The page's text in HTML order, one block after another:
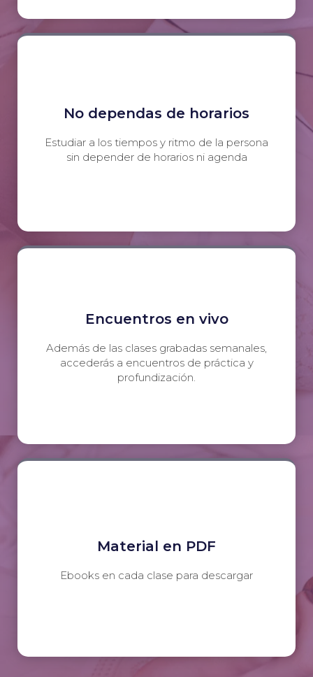
No dependas de horarios
Estudiar a los tiempos y ritmo de la persona
sin depender de horarios ni agenda
Encuentros en vivo
Además de las clases grabadas semanales,
accederás a encuentros de práctica y
profundización.
Material en PDF
Ebooks en cada clase para descargar